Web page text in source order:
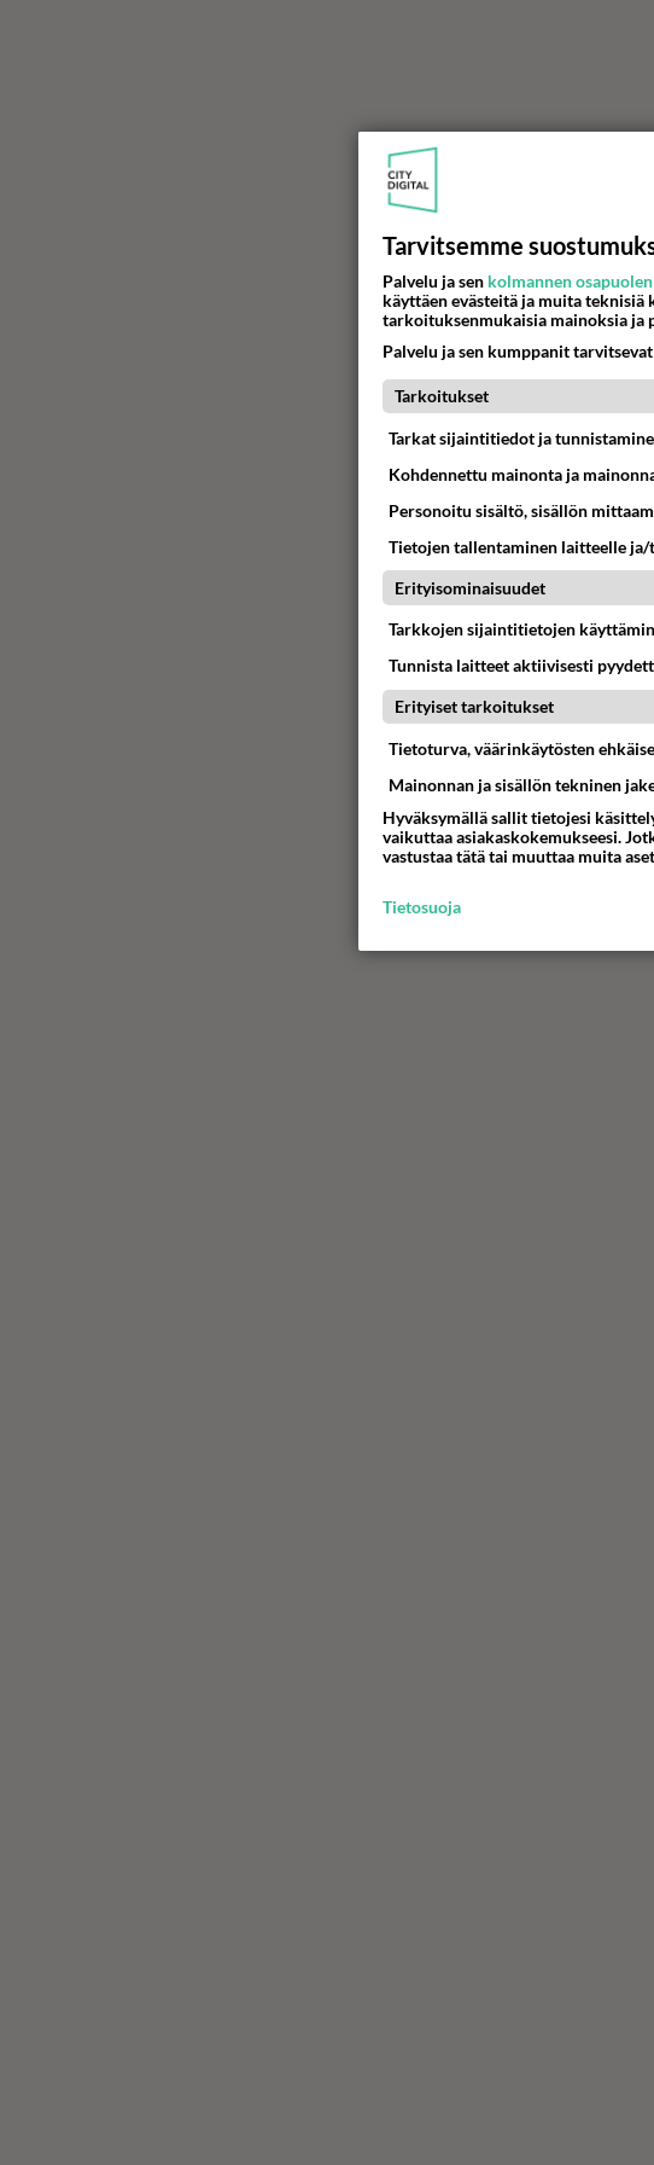
Tarvitsemme
Palvelu ja sen kolmannen
käyttäen evästeitä ja muita
tarkoituksenmukaisia mainoksia ja
Palvelu ja sen kumppanit
Tarkoitukset
Tarkat sijaintitiedot ja
Kohdennettu mainonta ja
Personoitu sisältö, sisällön
Tietojen tallentaminen laitteelle
Erityisominaisuudet
Tarkkojen sijaintitietojen
Tunnista laitteet aktiivisesti
Erityiset tarkoitukset
Tietoturva, väärinkäytösten
Mainonnan ja sisällön tekninen
Hyväksymällä sallit tietojesi
vaikuttaa asiakaskokemukseesi.
vastustaa tätä tai muuttaa muita
Tietosuoja